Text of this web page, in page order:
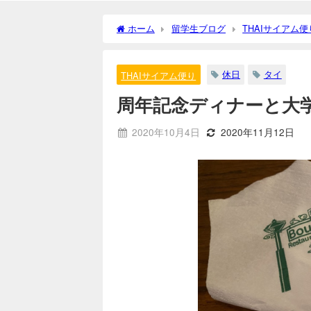
ホーム 留学生ブログ THAIサイアム便
THAIサイアム便り 休日 タイ
周年記念ディナーと大
2020年10月4日 2020年11月12日